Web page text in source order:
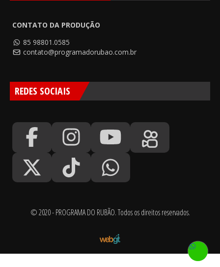
CONTATO DA PRODUÇÃO
85 98801.0585
contato@programadorubao.com.br
REDES SOCIAIS
© 2020 - PROGRAMA DO RUBÃO. Todos os direitos reservados.